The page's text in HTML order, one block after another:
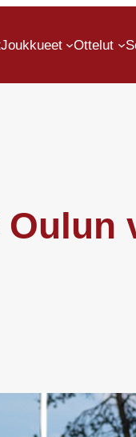
Joukkueet Ottelut